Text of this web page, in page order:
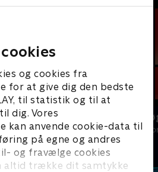
og cookies fra
for at give dig den bedste
til statistik og til at
dig. Vores
kan anvende cookie-data til
på egne og andres
og fravælge cookies
altid trække dit samtykke
Date mig
Reality • 1